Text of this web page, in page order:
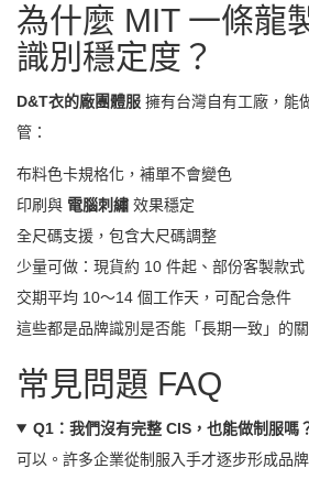
為什麼 MIT 一條龍
識別穩定度？
D&T衣的廠團體服 擁有台灣自有工廠，能
管：
布料色卡規格化，補單不會變色
印刷與 電腦刺繡 效果穩定
全尺碼支援，包含大尺碼調整
少量可做：現貨約 10 件起、部份客製款
交期平均 10～14 個工作天，可配合急件
這些都是品牌識別是否能「長期一致」的關
常見問題 FAQ
Q1：我們沒有完整 CIS，也能做制服嗎
可以。許多企業從制服入手才逐步形成品